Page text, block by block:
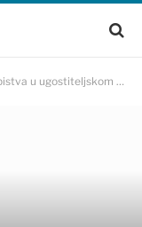
objektu, mladić izboden nožem